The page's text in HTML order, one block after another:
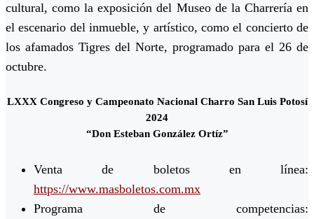
cultural, como la exposición del Museo de la Charrería en
el escenario del inmueble, y artístico, como el concierto de
los afamados Tigres del Norte, programado para el 26 de
octubre.
LXXX Congreso y Campeonato Nacional Charro San Luis Potosí
2024
“Don Esteban González Ortíz”
Venta de boletos en línea:
https://www.masboletos.com.mx
Programa de competencias: